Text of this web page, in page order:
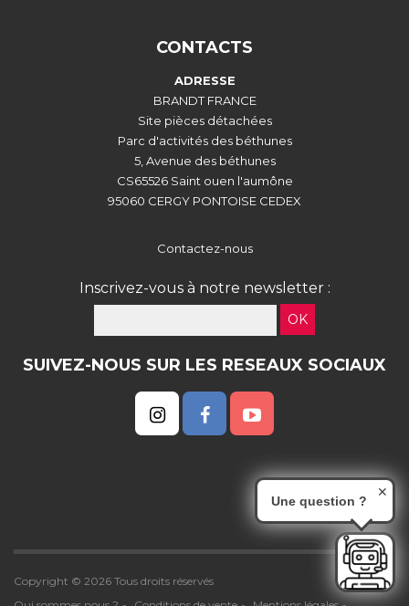
CONTACTS
ADRESSE
BRANDT FRANCE
Site pièces détachées
Parc d'activités des béthunes
5, Avenue des béthunes
CS65526 Saint ouen l'aumône
95060 CERGY PONTOISE CEDEX
Contactez-nous
Inscrivez-vous à notre newsletter :
OK
SUIVEZ-NOUS SUR LES RESEAUX SOCIAUX
Copyright © 2026 Tous droits réservés
Une question ?
✕